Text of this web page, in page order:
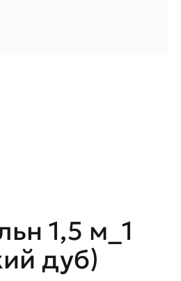
1,5 м_1
дуб)
организации